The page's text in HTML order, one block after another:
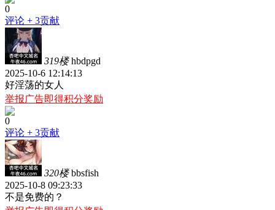
0
评论 + 3贡献
319楼 hbdpgd
2025-10-6 12:14:13
好淫荡的女人
举报广告即得积分奖励
0
评论 + 3贡献
320楼 bbsfish
2025-10-8 09:23:33
不是免费的？